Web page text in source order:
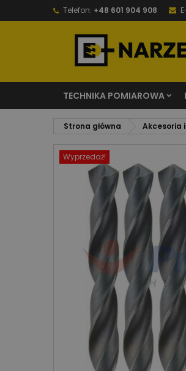
Telefon: +48 601 904 908
TECHNIKA POMIAROWA
Strona główna Akcesoria
Wyprzedaż!